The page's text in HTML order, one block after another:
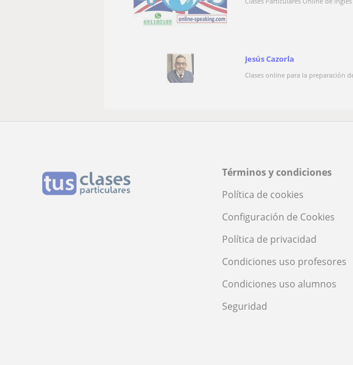
Jesús Cazorla
Clases online para la preparación
Términos y condiciones
Política de cookies
Configuración de Cookies
Política de privacidad
Condiciones uso profesores
Condiciones uso alumnos
Seguridad